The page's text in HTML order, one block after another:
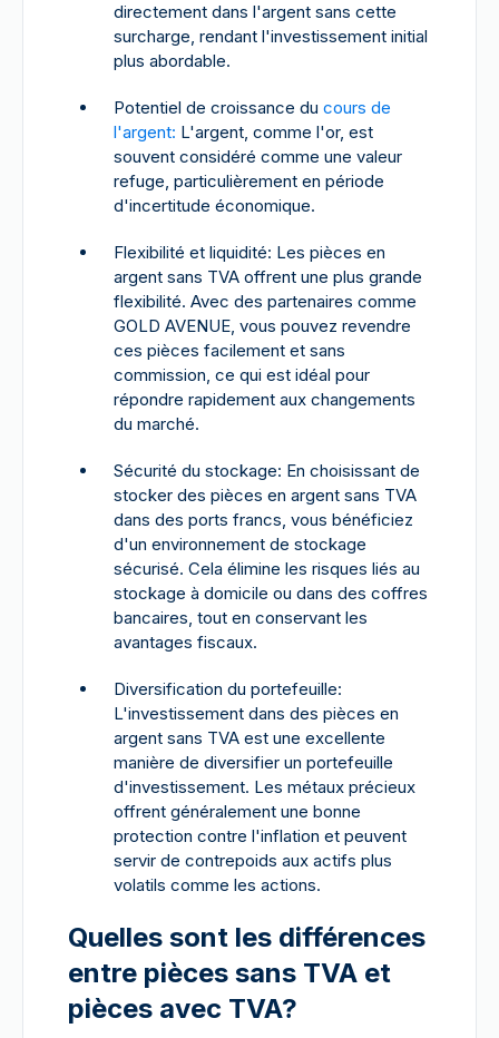
directement dans l'argent sans cette
surcharge, rendant l'investissement initial
plus abordable.
Potentiel de croissance du cours de
l'argent: L'argent, comme l'or, est
souvent considéré comme une valeur
refuge, particulièrement en période
d'incertitude économique.
Flexibilité et liquidité: Les pièces en
argent sans TVA offrent une plus grande
flexibilité. Avec des partenaires comme
GOLD AVENUE, vous pouvez revendre
ces pièces facilement et sans
commission, ce qui est idéal pour
répondre rapidement aux changements
du marché.
Sécurité du stockage: En choisissant de
stocker des pièces en argent sans TVA
dans des ports francs, vous bénéficiez
d'un environnement de stockage
sécurisé. Cela élimine les risques liés au
stockage à domicile ou dans des coffres
bancaires, tout en conservant les
avantages fiscaux.
Diversification du portefeuille:
L'investissement dans des pièces en
argent sans TVA est une excellente
manière de diversifier un portefeuille
d'investissement. Les métaux précieux
offrent généralement une bonne
protection contre l'inflation et peuvent
servir de contrepoids aux actifs plus
volatils comme les actions.
Quelles sont les différences
entre pièces sans TVA et
pièces avec TVA?